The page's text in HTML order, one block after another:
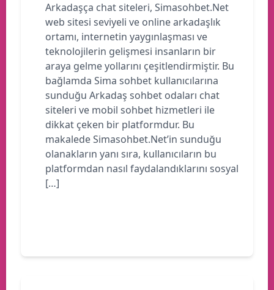
Arkadaşça chat siteleri, Simasohbet.Net
web sitesi seviyeli ve online arkadaşlık
ortamı, internetin yaygınlaşması ve
teknolojilerin gelişmesi insanların bir
araya gelme yollarını çeşitlendirmiştir. Bu
bağlamda Sima sohbet kullanıcılarına
sunduğu Arkadaş sohbet odaları chat
siteleri ve mobil sohbet hizmetleri ile
dikkat çeken bir platformdur. Bu
makalede Simasohbet.Net’in sunduğu
olanakların yanı sıra, kullanıcıların bu
platformdan nasıl faydalandıklarını sosyal
[…]